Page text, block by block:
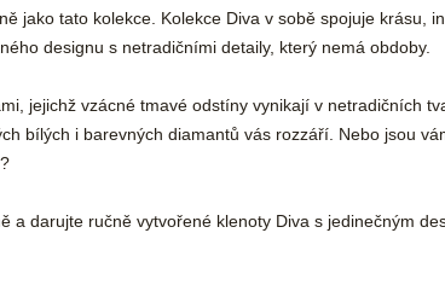
jako tato kolekce. Kolekce Diva v sobě spojuje krásu,
designu s netradičními detaily, který nemá obdoby.
jejichž vzácné tmavé odstíny vynikají v netradičních
bílých i barevných diamantů vás rozzáří. Nebo jsou
a darujte ručně vytvořené klenoty Diva s jedinečným